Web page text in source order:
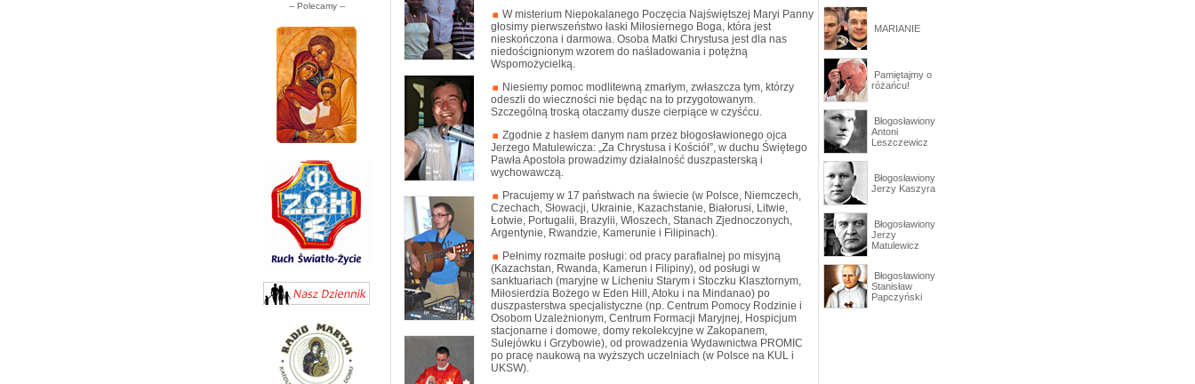
-- Polecamy --
W misterium Niepokalanego Poczęcia Najświętszej Maryi Panny
głosimy pierwszeństwo łaski Miłosiernego Boga, która jest
nieskończona i darmowa. Osoba Matki Chrystusa jest dla nas
niedoścignionym wzorem do naśladowania i potężną
Wspomożycielką.
Niesiemy pomoc modlitewną zmarłym, zwłaszcza tym, którzy
odeszli do wieczności nie będąc na to przygotowanym.
Szczególną troską otaczamy dusze cierpiące w czyśćcu.
Zgodnie z hasłem danym nam przez błogosławionego ojca
Jerzego Matulewicza: „Za Chrystusa i Kościół”, w duchu Świętego
Pawła Apostoła prowadzimy działalność duszpasterską i
wychowawczą.
Pracujemy w 17 państwach na świecie (w Polsce, Niemczech,
Czechach, Słowacji, Ukrainie, Kazachstanie, Białorusi, Litwie,
Łotwie, Portugalii, Brazylii, Włoszech, Stanach Zjednoczonych,
Argentynie, Rwandzie, Kamerunie i Filipinach).
Pełnimy rozmaite posługi: od pracy parafialnej po misyjną
(Kazachstan, Rwanda, Kamerun i Filipiny), od posługi w
sanktuariach (maryjne w Licheniu Starym i Stoczku Klasztornym,
Miłosierdzia Bożego w Eden Hill, Atoku i na Mindanao) po
duszpasterstwa specjalistyczne (np. Centrum Pomocy Rodzinie i
Osobom Uzależnionym, Centrum Formacji Maryjnej, Hospicjum
stacjonarne i domowe, domy rekolekcyjne w Zakopanem,
Sulejówku i Grzybowie), od prowadzenia Wydawnictwa PROMIC
po pracę naukową na wyższych uczelniach (w Polsce na KUL i
UKSW).
MARIANIE
Pamiętajmy o
różańcu!
Błogosławiony
Antoni
Leszczewicz
Błogosławiony
Jerzy Kaszyra
Błogosławiony
Jerzy
Matulewicz
Błogosławiony
Stanisław
Papczyński